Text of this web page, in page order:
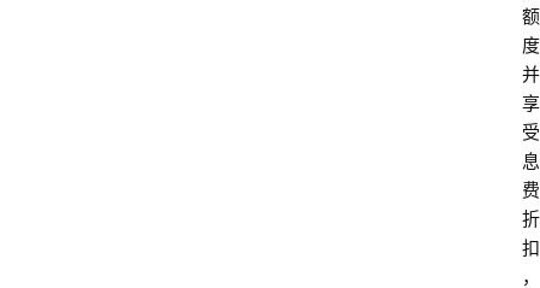
额
度
并
享
受
息
费
折
扣
，